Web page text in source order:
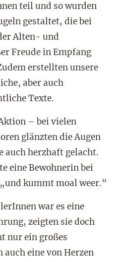
teil und so wurden
gestaltet, die bei
Alten- und
Freude in Empfang
erstellten unsere
aber auch
Texte.
– bei vielen
glänzten die Augen
auch herzhaft gelacht.
eine Bewohnerin bei
kummt moal weer.“
war es eine
zeigten sie doch
nur ein großes
auch eine von Herzen